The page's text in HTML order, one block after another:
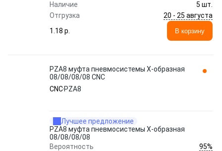
Наличие
5 шт.
Отгрузка
20 - 25 августа
1.18 p.
В корзину
PZA8 муфта пневмосистемы Х-образная
08/08/08/08 CNC
CNC PZA8
Лучшее предложение
PZA8 муфта пневмосистемы Х-образная
08/08/08/08
Вероятность
95%